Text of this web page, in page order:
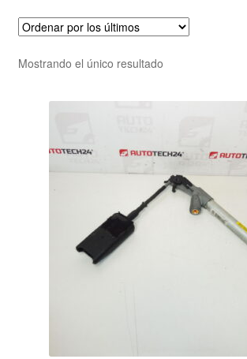
Mostrando el único resultado